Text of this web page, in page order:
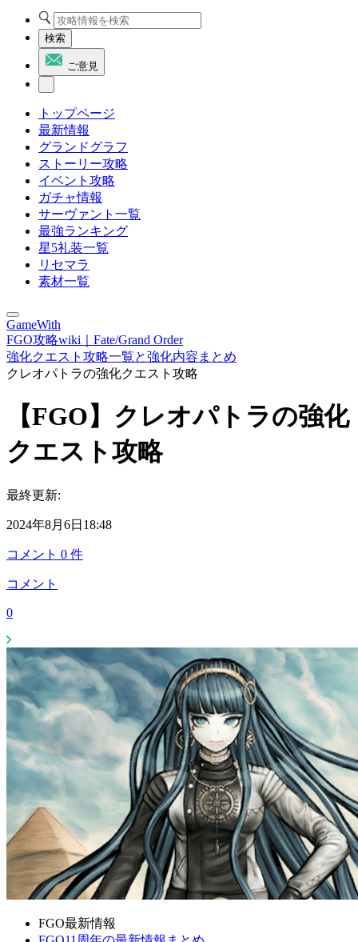
検索
ご意見
トップページ
最新情報
グランドグラフ
ストーリー攻略
イベント攻略
ガチャ情報
サーヴァント一覧
最強ランキング
星5礼装一覧
リセマラ
素材一覧
GameWith
FGO攻略wiki｜Fate/Grand Order
強化クエスト攻略一覧と強化内容まとめ
クレオパトラの強化クエスト攻略
【FGO】クレオパトラの強化
クエスト攻略
最終更新:
2024年8月6日18:48
コメント 0 件
コメント
0
FGO最新情報